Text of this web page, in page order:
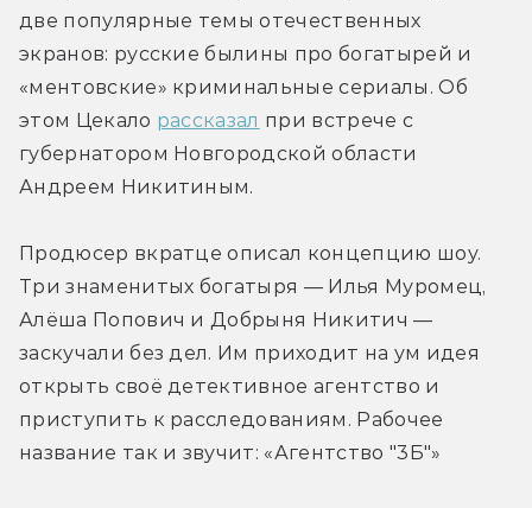
две популярные темы отечественных
экранов: русские былины про богатырей и
«ментовские» криминальные сериалы. Об
этом Цекало рассказал при встрече с
губернатором Новгородской области
Андреем Никитиным.
Продюсер вкратце описал концепцию шоу.
Три знаменитых богатыря — Илья Муромец,
Алёша Попович и Добрыня Никитич —
заскучали без дел. Им приходит на ум идея
открыть своё детективное агентство и
приступить к расследованиям. Рабочее
название так и звучит: «Агентство "3Б"»